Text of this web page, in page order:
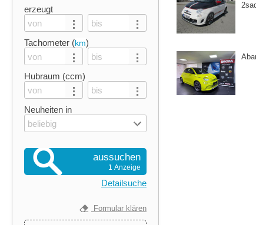
erzeugt
Tachometer (km)
Hubraum (ccm)
Neuheiten in
beliebig
aussuchen
1 Anzeige
Detailsuche
Formular klären